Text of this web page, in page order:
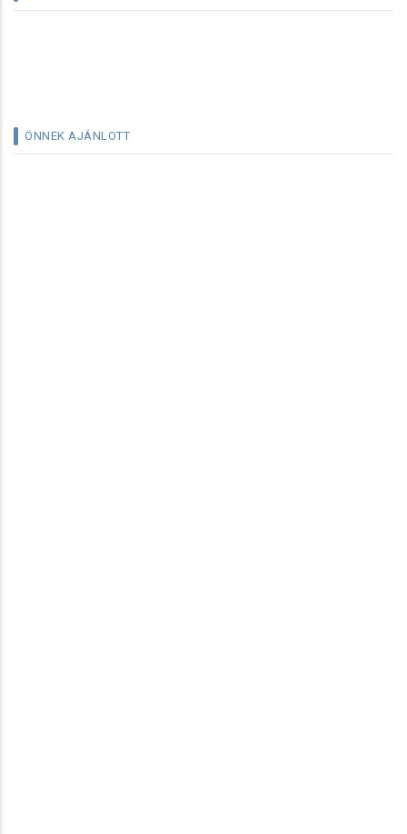
ÖNNEK AJÁNLOTT